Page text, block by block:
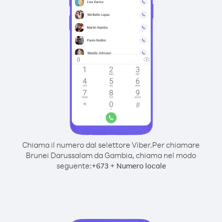
Chiama il numero dal selettore Viber.Per chiamare
Brunei Darussalam da Gambia, chiama nel modo
seguente:+673+ Numero locale